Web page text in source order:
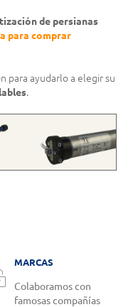
de persianas
para comprar
para ayudarlo a elegir su
.
MARCAS
Colaboramos con
famosas compañías